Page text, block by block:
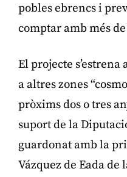
pobles ebrencs i
comptar amb més
El projecte s’estrena
a altres zones
pròxims dos o tres
suport de la
guardonat amb la
Vázquez de Eada de